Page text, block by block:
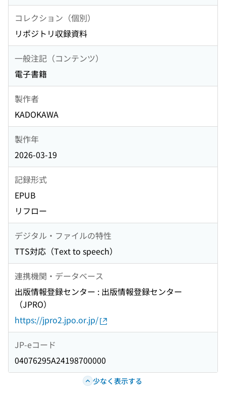
コレクション（個別）
リポジトリ収録資料
一般注記（コンテンツ）
電子書籍
製作者
KADOKAWA
製作年
2026-03-19
記録形式
EPUB
リフロー
デジタル・ファイルの特性
TTS対応（Text to speech）
連携機関・データベース
出版情報登録センター : 出版情報登録センター
（JPRO）
https://jpro2.jpo.or.jp/
JP-eコード
04076295A24198700000
少なく表示する